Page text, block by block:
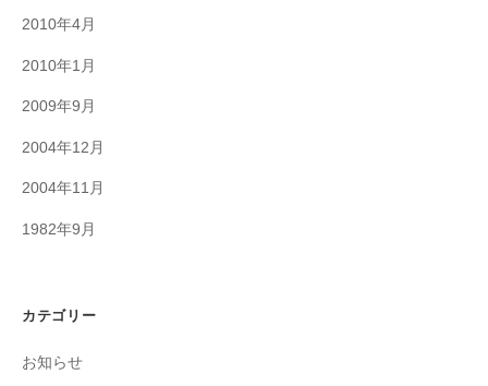
2010年4月
2010年1月
2009年9月
2004年12月
2004年11月
1982年9月
カテゴリー
お知らせ